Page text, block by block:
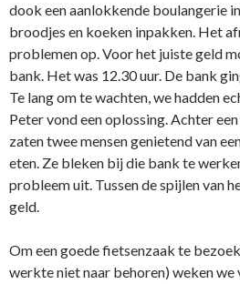
dook een aanlokkende boulangerie
broodjes en koeken inpakken. Het
problemen op. Voor het juiste geld
bank. Het was 12.30 uur. De bank
Te lang om te wachten, we hadden
Peter vond een oplossing. Achter
zaten twee mensen genietend van
eten. Ze bleken bij die bank te
probleem uit. Tussen de spijlen van
geld.
Om een goede fietsenzaak te
werkte niet naar behoren) weken we